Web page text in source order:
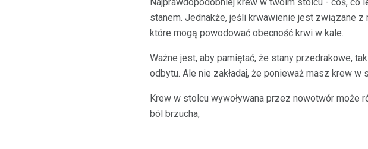
Najprawdopodobniej krew w twoim stolcu - coś, co
stanem. Jednakże, jeśli krwawienie jest związane
które mogą powodować obecność krwi w kale.
Ważne jest, aby pamiętać, że stany przedrakowe,
odbytu. Ale nie zakładaj, że ponieważ masz krew w
Krew w stolcu wywoływana przez nowotwór może
ból brzucha,